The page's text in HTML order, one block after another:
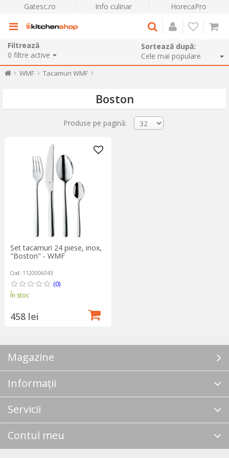
Gatesc.ro Info culinar HorecaPro
Filtrează
0 filtre active
Sortează după:
WMF Tacamuri WMF
Boston
Produse pe pagină:
Set tacamuri 24 piese, inox,
"Boston" - WMF
Cod: 1120006043
(0)
În stoc
458 lei
Magazine
Informații
Servicii
Contul meu